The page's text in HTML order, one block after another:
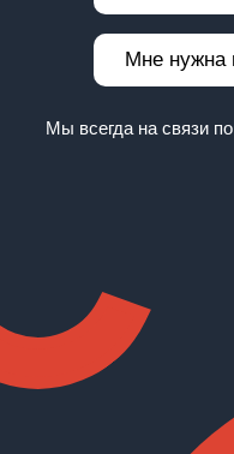
Мне нужна
Мы всегда на связи